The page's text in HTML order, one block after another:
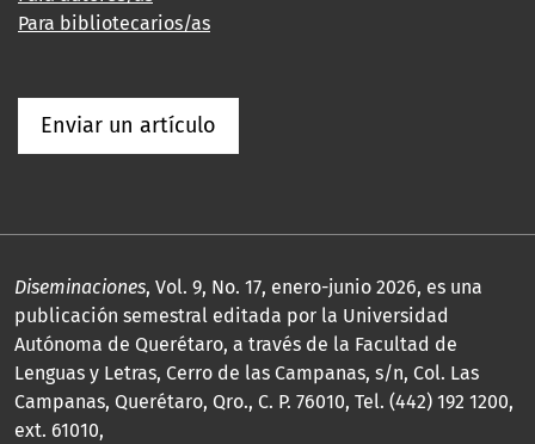
Para bibliotecarios/as
Enviar un artículo
Diseminaciones, Vol. 9, No. 17, enero-junio 2026, es una
publicación semestral editada por la Universidad
Autónoma de Querétaro, a través de la Facultad de
Lenguas y Letras, Cerro de las Campanas, s/n, Col. Las
Campanas, Querétaro, Qro., C. P. 76010, Tel. (442) 192 1200,
ext. 61010,